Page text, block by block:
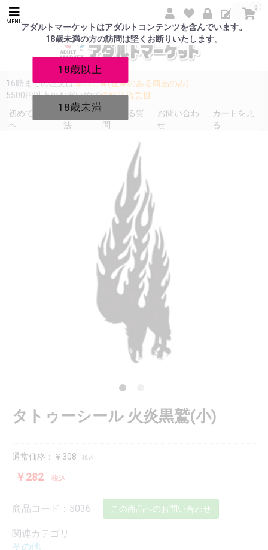
アダルトマーケットはアダルトコンテンツを含んでいます。
18歳未満の方の訪問は堅くお断りいたします。
18歳以上
18歳未満
MENU
0
16時までの注文は即日出荷(在庫のある商品のみ)
5500円以上のお買い物で送料当店負担
初めての方
へ
発送方
法
よくある質
問
お問い合わ
せ
カートを見
る
タトゥーシール 火炎黒鷲(小)
通常価格：￥308 税込
￥282 税込
商品コード：5036 この商品へのお問い合わせ
関連カテゴリ
その他